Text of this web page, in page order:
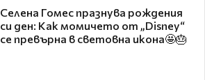
Селена Гомес празнува рождения
си ден: Как момичето от „Disney“
се превърна в световна икона🤩🎂